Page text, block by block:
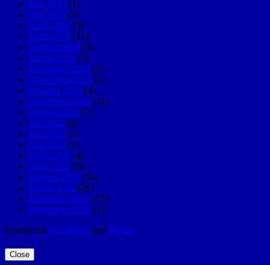
Juni 2023 (1)
Mai 2023 (5)
April 2023 (3)
März 2023 (12)
Februar 2023 (6)
Januar 2023 (5)
Dezember 2022 (2)
November 2022 (4)
Oktober 2022 (4)
September 2022 (11)
August 2022 (7)
Juli 2022 (3)
Juni 2022 (3)
Mai 2022 (1)
April 2022 (4)
März 2022 (9)
Februar 2022 (56)
Januar 2022 (26)
Dezember 2021 (12)
November 2021 (1)
Erstellt mit WordPress und Merlin.
Close